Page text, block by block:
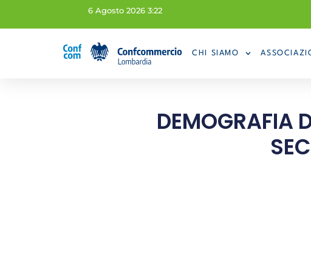
6 Agosto 2026 3:22
CHI SIAMO
DEMOGRAFIA